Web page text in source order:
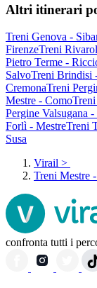
Altri itinerari
Treni Genova -
FirenzeTreni
Pietro Terme -
SalvoTreni Brindisi
CremonaTreni
Mestre - Como
Pergine Valsugana
Forlì - MestreTreni
Susa
Virail >
Treni Mestre
confronta tutti i